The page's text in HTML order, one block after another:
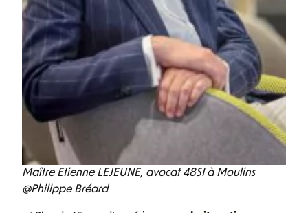
Maître Etienne LEJEUNE, avocat 48SI à Moulins
@Philippe Bréard